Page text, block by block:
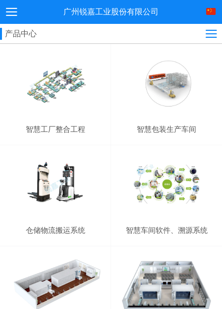
广州锐嘉工业股份有限公司
产品中心
智慧工厂整合工程 智慧包装生产车间
仓储物流搬运系统 智慧车间软件、溯源系统